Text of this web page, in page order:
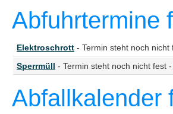
Abfuhrtermine
Elektroschrott - Termin steht noch nicht
Sperrmüll - Termin steht noch nicht fest -
Abfallkalender